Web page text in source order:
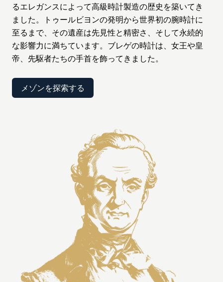
るエレガンスによって高級時計製造の歴史を築いてき
ました。トゥールビヨンの発明から世界初の腕時計に
至るまで、その遺産は先見性と精密さ、そして永続的
な影響力に満ちています。ブレゲの時計は、女王や皇
帝、先駆者たちの手首を飾ってきました。
メゾンを探索する